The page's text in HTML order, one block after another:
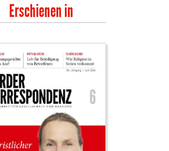
Erschienen in